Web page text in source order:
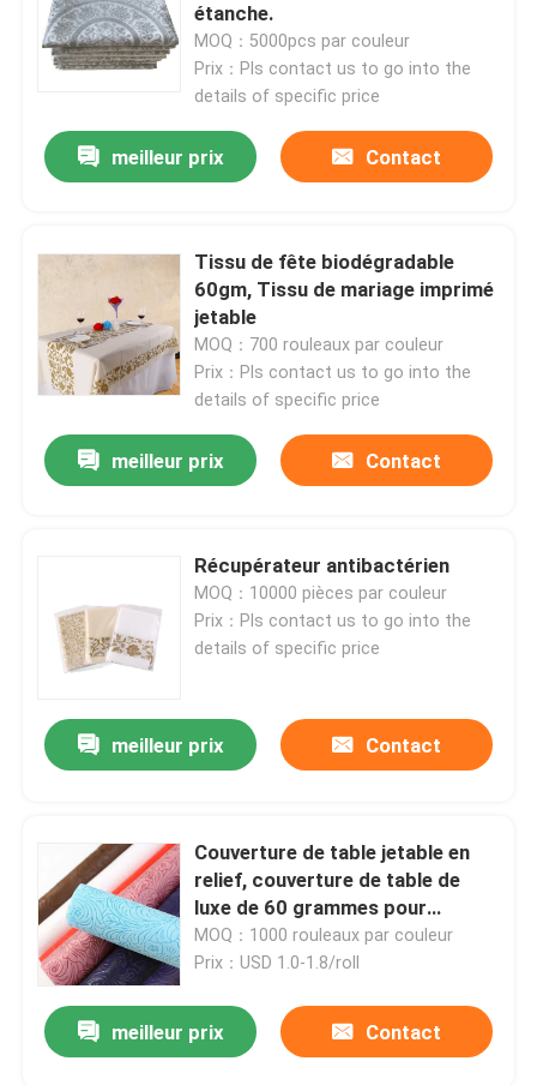
À la maison
Produits
Visite de l'usine
Nous contacter
Nouvelles
Demandez un devis
étanche.
MOQ：5000pcs par couleur
Prix：Pls contact us to go into the
details of specific price
meilleur prix Contact
Tissu de fête biodégradable
60gm, Tissu de mariage imprimé
jetable
MOQ：700 rouleaux par couleur
Prix：Pls contact us to go into the
details of specific price
meilleur prix Contact
Récupérateur antibactérien
MOQ：10000 pièces par couleur
Prix：Pls contact us to go into the
details of specific price
meilleur prix Contact
Couverture de table jetable en
relief, couverture de table de
luxe de 60 grammes pour
mariage
MOQ：1000 rouleaux par couleur
Prix：USD 1.0-1.8/roll
meilleur prix Contact